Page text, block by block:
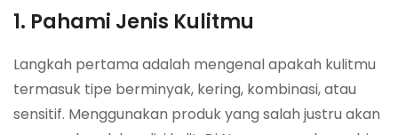
1. Pahami Jenis Kulitmu
Langkah pertama adalah mengenal apakah kulitmu
termasuk tipe berminyak, kering, kombinasi, atau
sensitif. Menggunakan produk yang salah justru akan